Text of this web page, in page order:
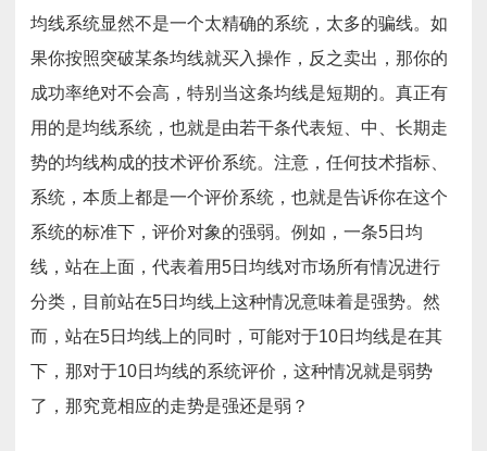
均线系统显然不是一个太精确的系统，太多的骗线。如
果你按照突破某条均线就买入操作，反之卖出，那你的
成功率绝对不会高，特别当这条均线是短期的。真正有
用的是均线系统，也就是由若干条代表短、中、长期走
势的均线构成的技术评价系统。注意，任何技术指标、
系统，本质上都是一个评价系统，也就是告诉你在这个
系统的标准下，评价对象的强弱。例如，一条5日均
线，站在上面，代表着用5日均线对市场所有情况进行
分类，目前站在5日均线上这种情况意味着是强势。然
而，站在5日均线上的同时，可能对于10日均线是在其
下，那对于10日均线的系统评价，这种情况就是弱势
了，那究竟相应的走势是强还是弱？